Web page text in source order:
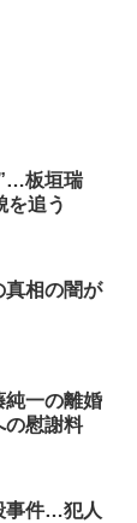
板垣瑞
を追う
真相の闇が
純一の離婚
の慰謝料
事件…犯人